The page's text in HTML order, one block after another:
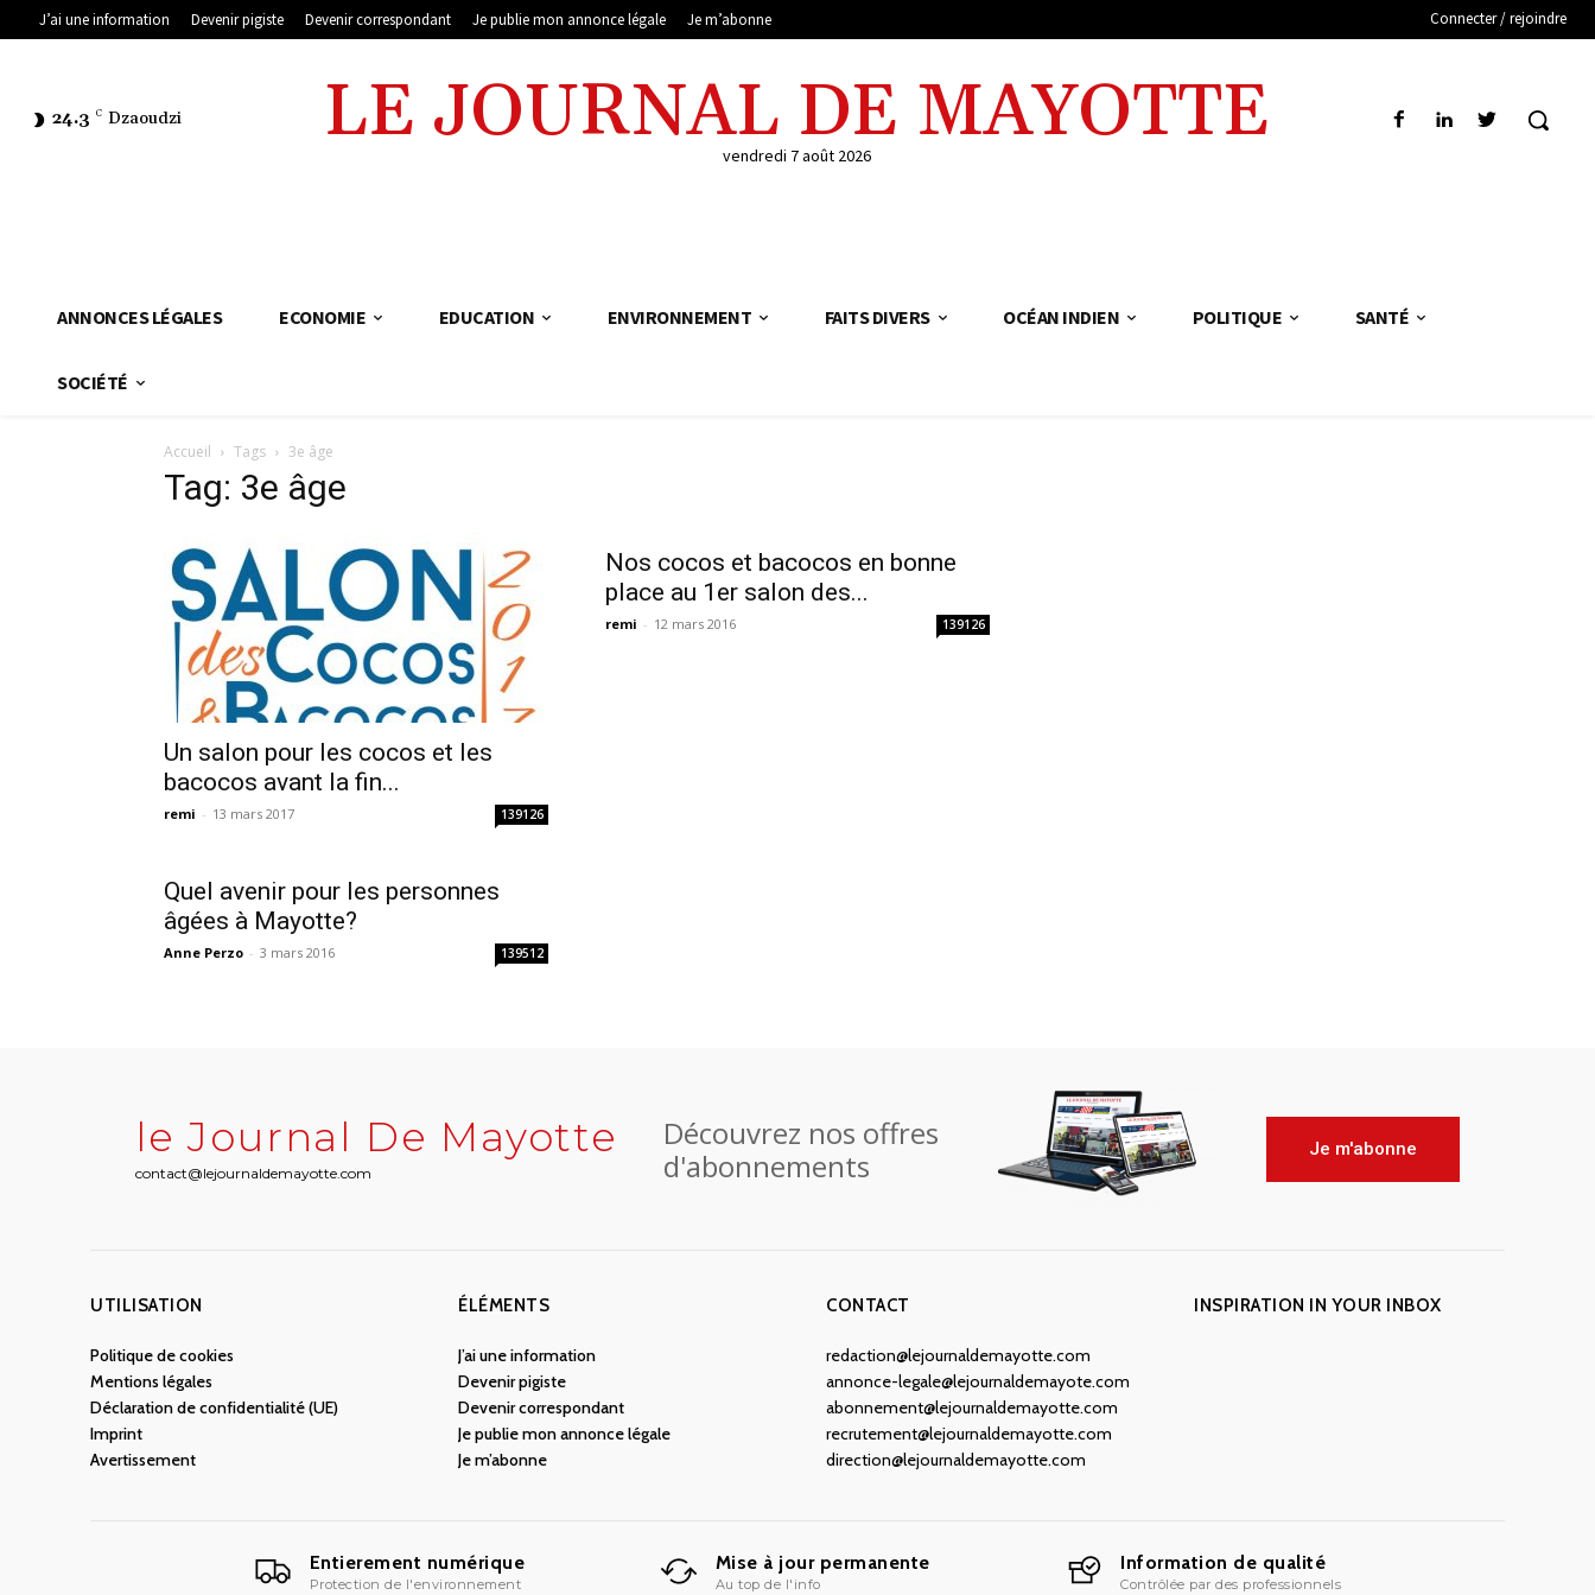
J’ai une information Devenir pigiste Devenir correspondant Je publie mon annonce légale Je m’abonne Connecter / rejoindre
24.3 C Dzaoudzi LE JOURNAL DE MAYOTTE
vendredi 7 août 2026
ANNONCES LÉGALES ECONOMIE EDUCATION ENVIRONNEMENT FAITS DIVERS OCÉAN INDIEN POLITIQUE SANTÉ
SOCIÉTÉ
Accueil Tags 3e âge
Tag: 3e âge
Un salon pour les cocos et les
bacocos avant la fin...
remi - 13 mars 2017 139126
Nos cocos et bacocos en bonne
place au 1er salon des...
remi - 12 mars 2016 139126
Quel avenir pour les personnes
âgées à Mayotte?
Anne Perzo - 3 mars 2016 139512
le Journal De Mayotte
contact@lejournaldemayotte.com
Découvrez nos offres
d'abonnements
Je m'abonne
UTILISATION
Politique de cookies
Mentions légales
Déclaration de confidentialité (UE)
Imprint
Avertissement
ÉLÉMENTS
J’ai une information
Devenir pigiste
Devenir correspondant
Je publie mon annonce légale
Je m’abonne
CONTACT
redaction@lejournaldemayotte.com
annonce-legale@lejournaldemayote.com
abonnement@lejournaldemayotte.com
recrutement@lejournaldemayotte.com
direction@lejournaldemayotte.com
INSPIRATION IN YOUR INBOX
Entierement numérique
Protection de l'environnement
Mise à jour permanente
Au top de l'info
Information de qualité
Contrôlée par des professionnels